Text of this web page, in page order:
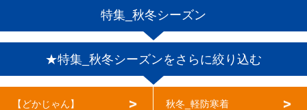
特集_秋冬シーズン
★特集_秋冬シーズンをさらに絞り込む
【どかじゃん】 秋冬_軽防寒着